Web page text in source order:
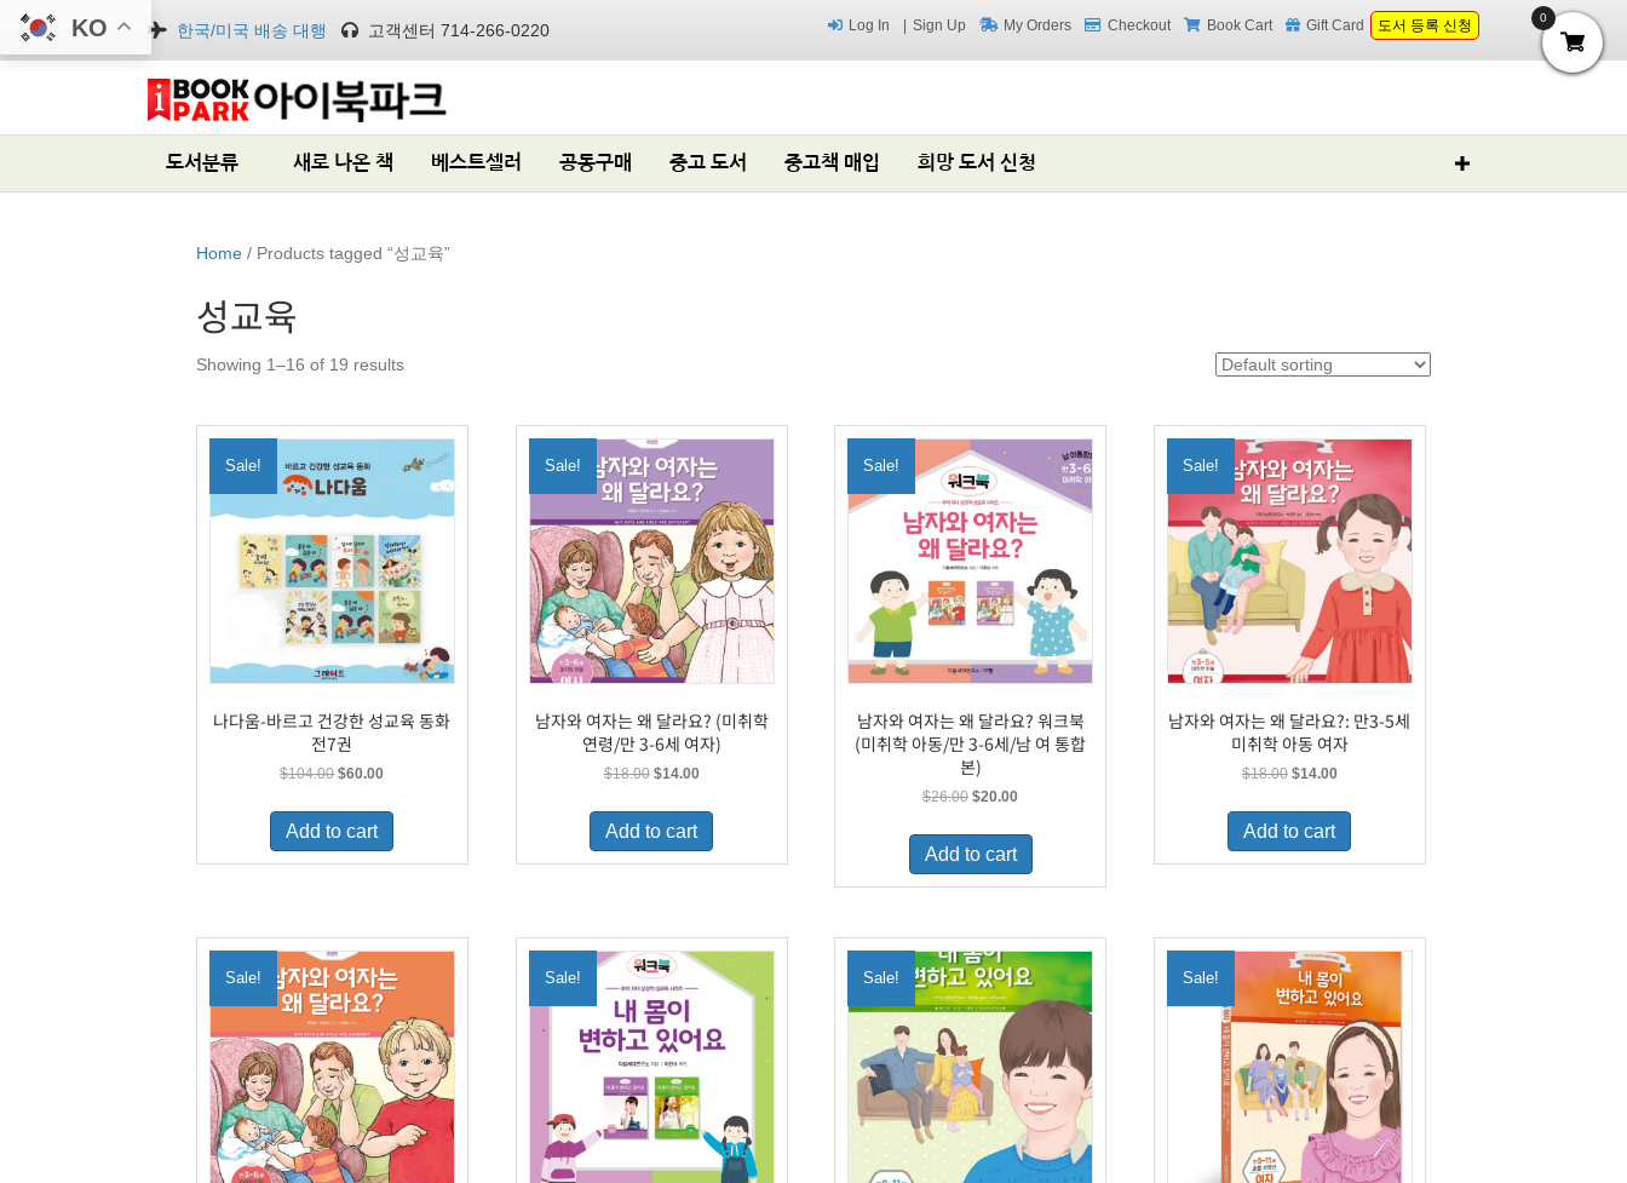
한국/미국 배송 대행 고객센터 714-266-0220 Log In Sign Up My Orders Checkout Book Cart Gift Card 도서 등록 신청
도서분류 새로 나온 책 베스트셀러 공동구매 중고 도서 중고책 매입 희망 도서 신청
Home / Products tagged “성교육”
성교육
Showing 1–16 of 19 results
Sale!
나다움-바르고 건강한 성교육 동화
전7권
$104.00Original
was:
$104.00.
$60.00Current
is:
Add to cart
Sale!
남자와 여자는 왜 달라요? (미취학
연령/만 3-6세 여자)
$18.00 Original
was:
$18.00.
$14.00Current
is:
$14.00.
Add to cart
Sale!
남자와 여자는 왜 달라요? 워크북
(미취학 아동/만 3-6세/남 여 통합
본)
$26.00Original
was:
$26.00.
$20.00Current
is:
$20.00.
Add to cart
Sale!
남자와 여자는 왜 달라요?: 만3-5세
미취학 아동 여자
$18.00 Original
was:
$18.00.
$14.00Current
is:
$14.00.
Add to cart
Sale! Sale! Sale! Sale!
KO 0